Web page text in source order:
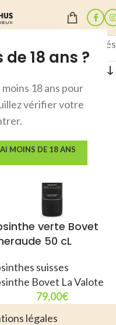
18 ans ?
18 ans pour
vérifier votre
MOINS DE 18 ANS
2 résultats affichés
verte Bovet
50 cL
suisses
Bovet La Valote
79,00€
légales